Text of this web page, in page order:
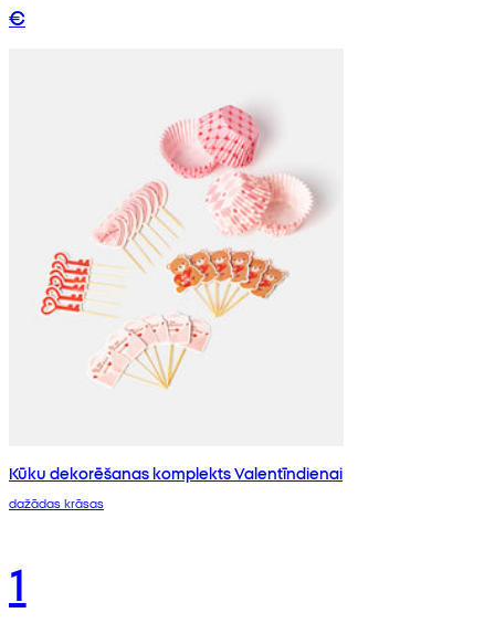
€
Kūku dekorēšanas komplekts Valentīndienai
dažādas krāsas
1